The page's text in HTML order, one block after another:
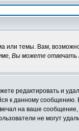
или темы. Вам,
Вы можете отвечать
редактировать и
к данному сообщению.
на ваше
не могут